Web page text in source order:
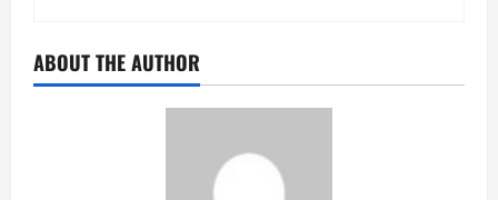
ABOUT THE AUTHOR